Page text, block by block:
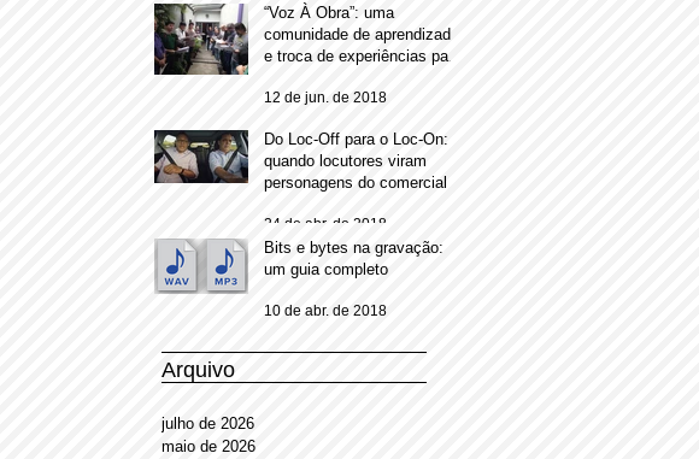
“Voz À Obra”: uma
comunidade de aprendizado
e troca de experiências para
12 de jun. de 2018
Do Loc-Off para o Loc-On:
quando locutores viram
personagens do comercial
24 de abr. de 2018
Bits e bytes na gravação:
um guia completo
10 de abr. de 2018
Arquivo
julho de 2026
maio de 2026